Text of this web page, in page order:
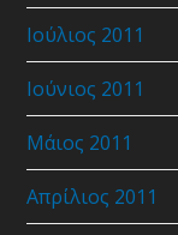
Ιούλιος 2011
Ιούνιος 2011
Μάιος 2011
Απρίλιος 2011